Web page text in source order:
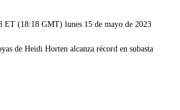
ET (18:18 GMT) lunes 15 de mayo de 2023